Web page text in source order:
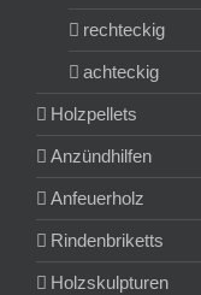
rechteckig
achteckig
Holzpellets
Anzündhilfen
Anfeuerholz
Rindenbriketts
Holzskulpturen